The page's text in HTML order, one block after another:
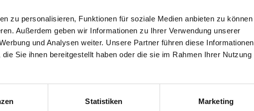
zu personalisieren, Funktionen für soziale Medien anbieten zu können
Außerdem geben wir Informationen zu Ihrer Verwendung unserer
und Analysen weiter. Unsere Partner führen diese Informationen
Sie ihnen bereitgestellt haben oder die sie im Rahmen Ihrer Nutzung
Statistiken Marketing